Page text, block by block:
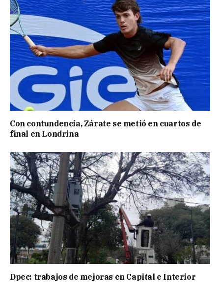
Con contundencia, Zárate se metió en cuartos de
final en Londrina
Dpec: trabajos de mejoras en Capital e Interior